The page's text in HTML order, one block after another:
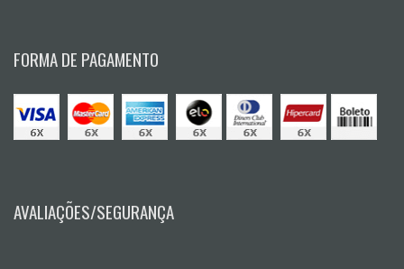
FORMA DE PAGAMENTO
AVALIAÇÕES/SEGURANÇA